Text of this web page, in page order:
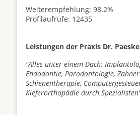
Weiterempfehlung: 98.2%
Profilaufrufe: 12435
Leistungen der Praxis Dr.
"Alles unter einem Dach:
Endodontie, Parodontologie,
Schienentherapie,
Kieferorthopädie durch